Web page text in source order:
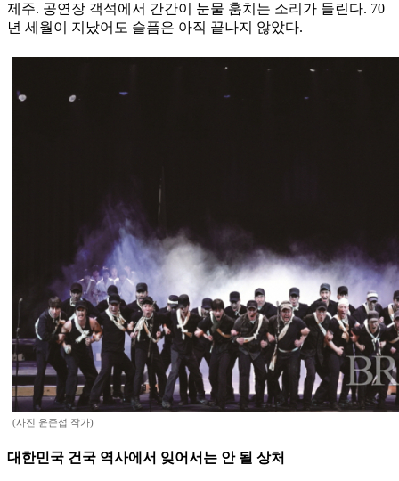
제주. 공연장 객석에서 간간이 눈물 훔치는 소리가 들린다. 70
년 세월이 지났어도 슬픔은 아직 끝나지 않았다.
(사진 윤준섭 작가)
대한민국 건국 역사에서 잊어서는 안 될 상처